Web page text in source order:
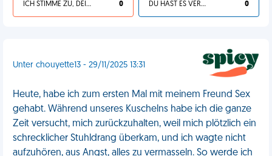
ICH STIMME ZU, DEIN LEBEN IST SCHEISSE 0 DU HAST ES VERDIENT 0
Unter chouyette13 - 29/11/2025 13:31
Heute, habe ich zum ersten Mal mit meinem Freund Sex
gehabt. Während unseres Kuschelns habe ich die ganze
Zeit versucht, mich zurückzuhalten, weil mich plötzlich ein
schrecklicher Stuhldrang überkam, und ich wagte nicht
aufzuhören, aus Angst, alles zu vermasseln. So werde ich